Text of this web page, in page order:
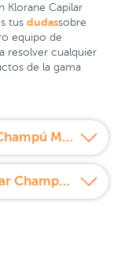
Klorane Capilar
tus dudassobre
equipo de
resolver cualquier
de la gama
¿Cómo usar Klorane Capilar Champú Manteca de Mango 200 ml?
Propiedades de Klorane Capilar Champú Manteca de Mango 200 ml